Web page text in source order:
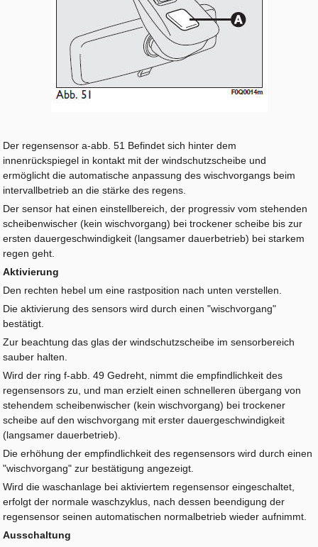
Der regensensor a-abb. 51 Befindet sich hinter dem
innenrückspiegel in kontakt mit der windschutzscheibe und
ermöglicht die automatische anpassung des wischvorgangs beim
intervallbetrieb an die stärke des regens.
Der sensor hat einen einstellbereich, der progressiv vom stehenden
scheibenwischer (kein wischvorgang) bei trockener scheibe bis zur
ersten dauergeschwindigkeit (langsamer dauerbetrieb) bei starkem
regen geht.
Aktivierung
Den rechten hebel um eine rastposition nach unten verstellen.
Die aktivierung des sensors wird durch einen "wischvorgang"
bestätigt.
Zur beachtung das glas der windschutzscheibe im sensorbereich
sauber halten.
Wird der ring f-abb. 49 Gedreht, nimmt die empfindlichkeit des
regensensors zu, und man erzielt einen schnelleren übergang von
stehendem scheibenwischer (kein wischvorgang) bei trockener
scheibe auf den wischvorgang mit erster dauergeschwindigkeit
(langsamer dauerbetrieb).
Die erhöhung der empfindlichkeit des regensensors wird durch einen
"wischvorgang" zur bestätigung angezeigt.
Wird die waschanlage bei aktiviertem regensensor eingeschaltet,
erfolgt der normale waschzyklus, nach dessen beendigung der
regensensor seinen automatischen normalbetrieb wieder aufnimmt.
Ausschaltung